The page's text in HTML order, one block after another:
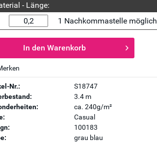
- Länge:
1 Nachkommastelle möglich
In den Warenkorb
Nr.:
S18747
3.4 m
ca. 240g/m²
Casual
100183
grau blau